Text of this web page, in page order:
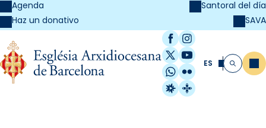
Agenda
Haz un donativo
Santoral del día
SAVA
Facebook
Instagram
X / Twitter
YouTube
WhatsApp
Flickr
Radio Estel
Catalunya
ES Buscar